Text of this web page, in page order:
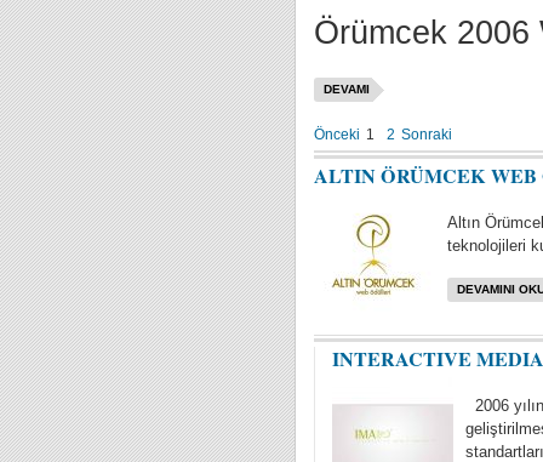
Örümcek 2006
DEVAMI
Önceki 1 2 Sonraki
ALTIN ÖRÜMCEK
Altın
teknolojileri
DEVAMINI
INTERACTIVE
2006